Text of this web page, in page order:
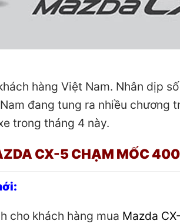
hàng Việt Nam. Nhân dịp
đang tung ra nhiều chương
trong tháng 4 này.
CX-5 CHẠM MỐC
cho khách hàng mua Mazda